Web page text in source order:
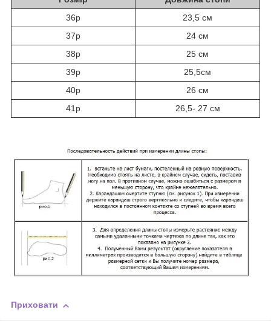
36р
23,5 см
37р
24 см
38р
25 см
39р
25,5см
40р
26 см
41р
26,5- 27 см
Приховати